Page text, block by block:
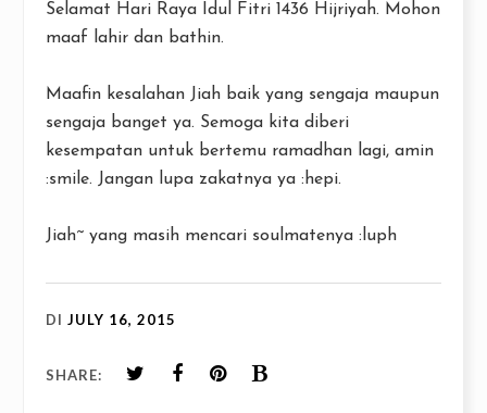
Selamat Hari Raya Idul Fitri 1436 Hijriyah. Mohon
maaf lahir dan bathin.
Maafin kesalahan Jiah baik yang sengaja maupun
sengaja banget ya. Semoga kita diberi
kesempatan untuk bertemu ramadhan lagi, amin
:smile. Jangan lupa zakatnya ya :hepi.
Jiah~ yang masih mencari soulmatenya :luph
DI JULY 16, 2015
SHARE: